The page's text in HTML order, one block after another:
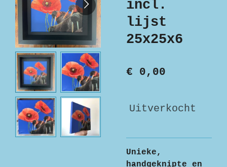
incl.
lijst
25x25x6
€ 0,00
Uitverkocht
Unieke,
handgeknipte en